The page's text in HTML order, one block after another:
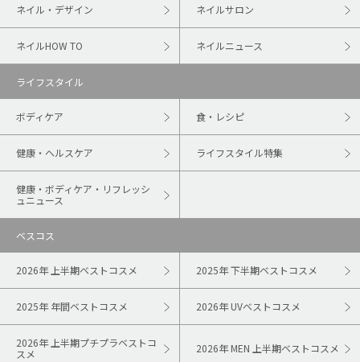
ネイル・デザイン ネイルサロン
ネイルHOW TO ネイルニュース
ライフスタイル
ボディケア 食・レシピ
健康・ヘルスケア ライフスタイル特集
健康・ボディケア・リフレッシ
ュニュース
ベスコス
2026年 上半期ベストコスメ 2025年 下半期ベストコスメ
2025年 年間ベストコスメ 2026年 UVベストコスメ
2026年 上半期プチプラベストコ
スメ
2026年 MEN 上半期ベストコスメ